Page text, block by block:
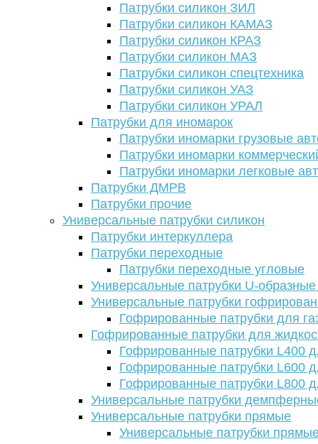
Патрубки силикон ЗИЛ
Патрубки силикон КАМАЗ
Патрубки силикон КРАЗ
Патрубки силикон МАЗ
Патрубки силикон спецтехника
Патрубки силикон УАЗ
Патрубки силикон УРАЛ
Патрубки для иномарок
Патрубки иномарки грузовые
Патрубки иномарки
Патрубки иномарки легковые
Патрубки ДМРВ
Патрубки прочие
Универсальные патрубки силикон
Патрубки интеркуллера
Патрубки переходные
Патрубки переходные угловые
Универсальные патрубки U-
Универсальные патрубки
Гофрированные патрубки для
Гофрированные патрубки для
Гофрированные патрубки L400
Гофрированные патрубки L600
Гофрированные патрубки L800
Универсальные патрубки
Универсальные патрубки прямые
Универсальные патрубки